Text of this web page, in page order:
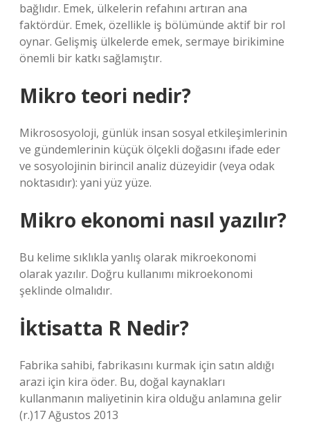
bağlıdır. Emek, ülkelerin refahını artıran ana
faktördür. Emek, özellikle iş bölümünde aktif bir rol
oynar. Gelişmiş ülkelerde emek, sermaye birikimine
önemli bir katkı sağlamıştır.
Mikro teori nedir?
Mikrososyoloji, günlük insan sosyal etkileşimlerinin
ve gündemlerinin küçük ölçekli doğasını ifade eder
ve sosyolojinin birincil analiz düzeyidir (veya odak
noktasıdır): yani yüz yüze.
Mikro ekonomi nasıl yazılır?
Bu kelime sıklıkla yanlış olarak mikroekonomi
olarak yazılır. Doğru kullanımı mikroekonomi
şeklinde olmalıdır.
İktisatta R Nedir?
Fabrika sahibi, fabrikasını kurmak için satın aldığı
arazi için kira öder. Bu, doğal kaynakları
kullanmanın maliyetinin kira olduğu anlamına gelir
(r.)17 Ağustos 2013